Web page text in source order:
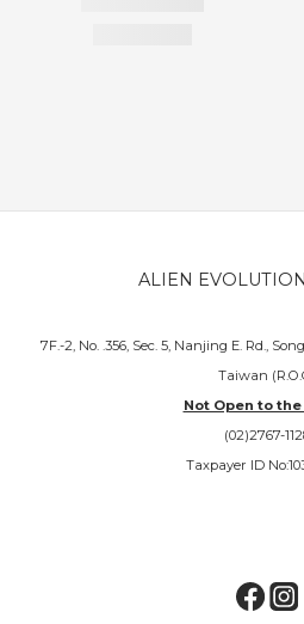
ALIEN
7F.-2, No. .356, Sec. 5, Nanjing E. Rd.,
Taiwan
Not Open to
(02)2767-
Taxpayer ID